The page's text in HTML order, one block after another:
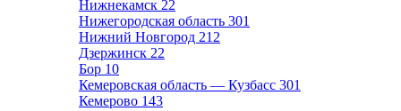
Нижнекамск 22
Нижегородская область 301
Нижний Новгород 212
Дзержинск 22
Бор 10
Кемеровская область — Кузбасс 301
Кемерово 143